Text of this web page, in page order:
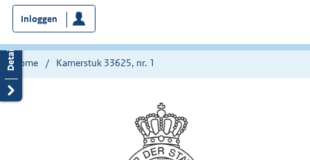
bent
nu
hier:
Inloggen
Home Kamerstuk 33625, nr. 1